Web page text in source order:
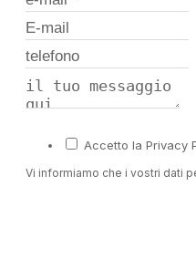
Accetto la Privacy
Vi informiamo che i vostri dati